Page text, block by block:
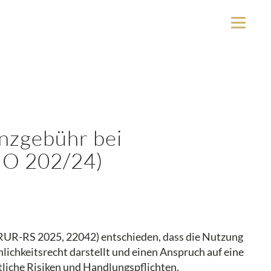
bei
202/24)
RS 2025, 22042) entschieden, dass die Nutzung
darstellt und einen Anspruch auf eine
Risiken und Handlungspflichten.